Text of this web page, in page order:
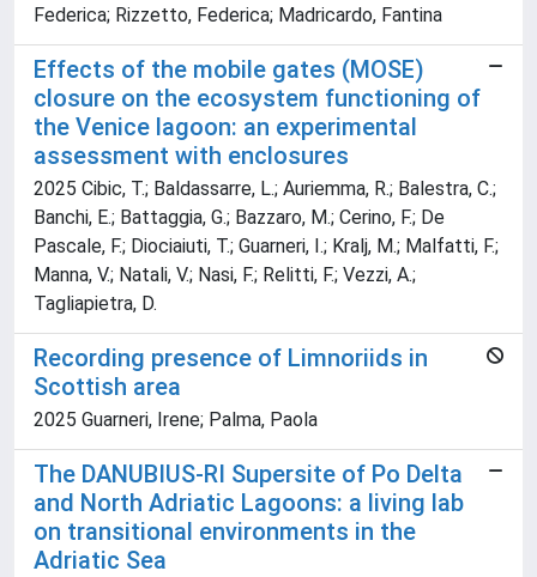
Federica; Rizzetto, Federica; Madricardo, Fantina
Effects of the mobile gates (MOSE)
closure on the ecosystem functioning of
the Venice lagoon: an experimental
assessment with enclosures
2025 Cibic, T.; Baldassarre, L.; Auriemma, R.; Balestra, C.;
Banchi, E.; Battaggia, G.; Bazzaro, M.; Cerino, F.; De
Pascale, F.; Diociaiuti, T.; Guarneri, I.; Kralj, M.; Malfatti, F.;
Manna, V.; Natali, V.; Nasi, F.; Relitti, F.; Vezzi, A.;
Tagliapietra, D.
Recording presence of Limnoriids in
Scottish area
2025 Guarneri, Irene; Palma, Paola
The DANUBIUS-RI Supersite of Po Delta
and North Adriatic Lagoons: a living lab
on transitional environments in the
Adriatic Sea